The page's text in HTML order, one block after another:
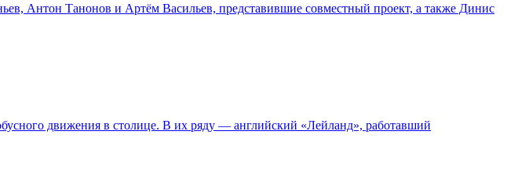
Антон Танонов и Артём Васильев, представившие совместный проект, а также Динис
движения в столице. В их ряду — английский «Лейланд», работавший